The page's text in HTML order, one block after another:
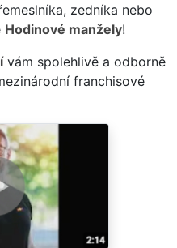
zedníka nebo
Hodinové manžely!
vám spolehlivě a odborně
franchisové